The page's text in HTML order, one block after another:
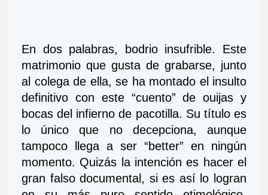
En dos palabras, bodrio insufrible. Este
matrimonio que gusta de grabarse, junto
al colega de ella, se ha montado el insulto
definitivo con este “cuento” de ouijas y
bocas del infierno de pacotilla. Su título es
lo único que no decepciona, aunque
tampoco llega a ser “better” en ningún
momento. Quizás la intención es hacer el
gran falso documental, si es así lo logran